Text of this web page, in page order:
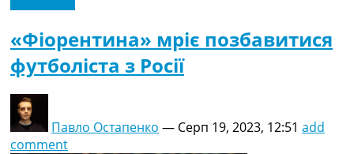
«Фіорентина» мріє позбавитися
футболіста з Росії
Павло Остапенко — Серп 19, 2023, 12:51 add
comment